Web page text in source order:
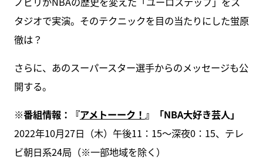
タジオで実演。そのテクニックを目の当たりにした蛍原
徹は？
さらに、あのスーパースター選手からのメッセージも公
開する。
※番組情報：『アメトーーク！ 』「NBA大好き芸人」
2022年10月27日（木）午後11：15～深夜0：15、テレ
ビ朝日系24局（※一部地域を除く）